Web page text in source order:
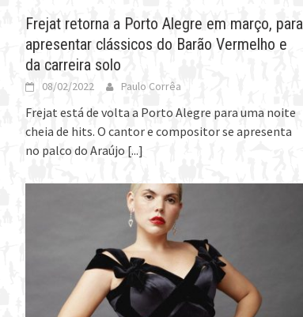
Frejat retorna a Porto Alegre em março, para
apresentar clássicos do Barão Vermelho e
da carreira solo
08/02/2022 Paulo Corrêa
Frejat está de volta a Porto Alegre para uma noite
cheia de hits. O cantor e compositor se apresenta
no palco do Araújo [...]